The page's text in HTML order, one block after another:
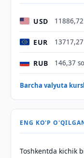
USD
EUR
RUB 146,37
Barcha valyuta
ENG KO'P
Toshkentda kichik